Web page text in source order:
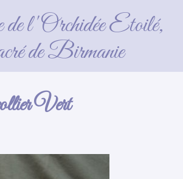
de l'Orchidée Etoilé,
de Birmanie
collier Vert
Vert